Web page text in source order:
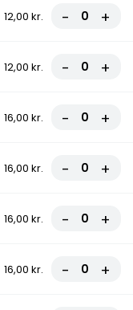
12,00 kr. - +
12,00 kr. - +
16,00 kr. - +
16,00 kr. - +
16,00 kr. - +
16,00 kr. - +